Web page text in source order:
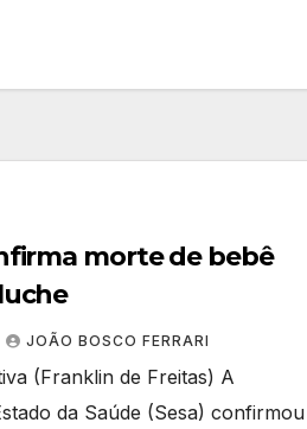
morte de bebê
JOÃO BOSCO FERRARI
(Franklin de Freitas) A
da Saúde (Sesa) confirmou